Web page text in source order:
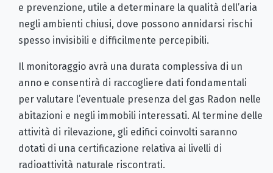
e prevenzione, utile a determinare la qualità dell’aria
negli ambienti chiusi, dove possono annidarsi rischi
spesso invisibili e difficilmente percepibili.
Il monitoraggio avrà una durata complessiva di un
anno e consentirà di raccogliere dati fondamentali
per valutare l’eventuale presenza del gas Radon nelle
abitazioni e negli immobili interessati. Al termine delle
attività di rilevazione, gli edifici coinvolti saranno
dotati di una certificazione relativa ai livelli di
radioattività naturale riscontrati.